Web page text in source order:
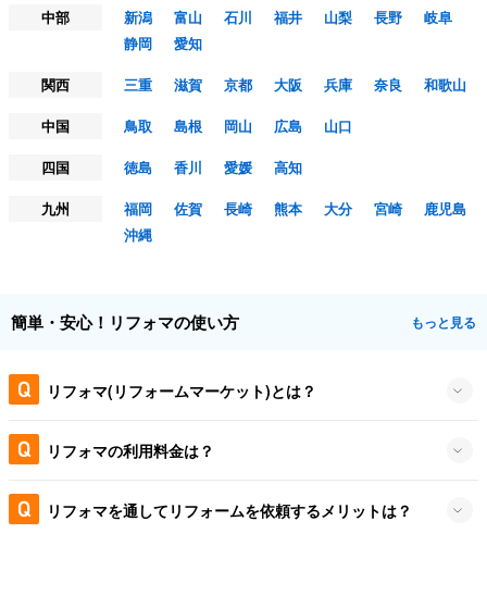
中部
新潟 富山 石川 福井 山梨 長野
岐阜
静岡
愛知
関西
三重 滋賀 京都 大阪 兵庫 奈良
和歌山
中国
鳥取 島根 岡山 広島
山口
四国
徳島 香川 愛媛
高知
九州
福岡 佐賀 長崎 熊本 大分 宮崎
鹿児島
沖縄
簡単・安心！リフォマの使い方 もっと見る
リフォマ(リフォームマーケット)とは？
リフォマの利用料金は？
リフォマを通してリフォームを依頼するメリットは？